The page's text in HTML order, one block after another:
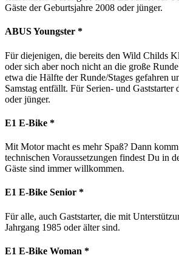
Gäste der Geburtsjahre 2008 oder jünger.
ABUS Youngster *
Für diejenigen, die bereits den Wild Childs
oder sich aber noch nicht an die große
etwa die Hälfte der Runde/Stages gefahren
Samstag entfällt. Für Serien- und Gaststarter
oder jünger.
E1 E-Bike *
Mit Motor macht es mehr Spaß? Dann
technischen Voraussetzungen findest Du in
Gäste sind immer willkommen.
E1 E-Bike Senior *
Für alle, auch Gaststarter, die mit
Jahrgang 1985 oder älter sind.
E1 E-Bike Woman *